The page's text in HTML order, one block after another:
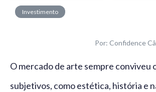
Investimento
Por: Confidence
O mercado de arte sempre conviveu
subjetivos, como estética, história e